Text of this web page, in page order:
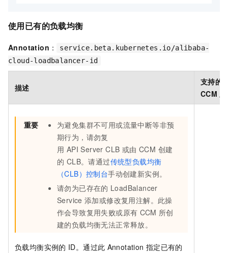
使用已有的负载均衡
Annotation ：
service.beta.kubernetes.io/alibaba-
cloud-loadbalancer-id
描述
支持的
CCM
重要
为避免集群不可用或流量中断等非预
期行为，请勿复
用 API Server CLB 或由 CCM 创建
的 CLB。请通过传统型负载均衡
（CLB）控制台手动创建新实例。
请勿为已存在的 LoadBalancer
Service 添加或修改复用注解。此操
作会导致复用失败或原有 CCM 所创
建的负载均衡无法正常释放。
负载均衡实例的 ID。通过此 Annotation 指定已有的